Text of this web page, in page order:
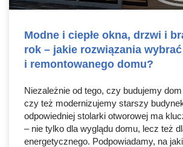
Modne i ciepłe okna, drzwi i
rok – jakie rozwiązania
i remontowanego domu?
Niezależnie od tego, czy budujemy
czy też modernizujemy starszy
odpowiedniej stolarki otworowej ma
– nie tylko dla wyglądu domu, lecz też
energetycznego. Podpowiadamy, na